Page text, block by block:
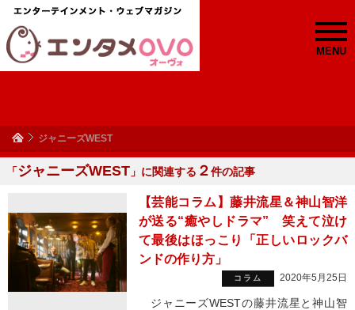
MENU
ジャニーズWEST
「ジャニーズWEST 」に関連する ２件の記事
【芸能コラム】藤井流星＆神山智洋
が送る“癒やしドラマ” 笑えて泣け
て最後はほっこり「正しいロックバ
ンドの作り方」
コラム 2020年5月25日
ジャニーズWESTの藤井流星と神山智